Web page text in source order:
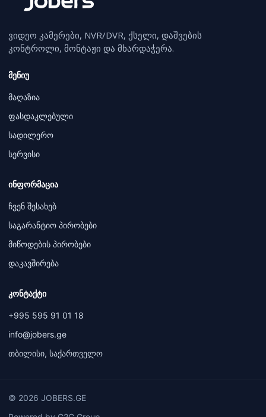
ვიდეო კამერები, NVR/DVR, ქსელი, დაშვების
კონტროლი, მონტაჟი და მხარდაჭერა.
მენიუ
მაღაზია
ფასდაკლებული
სადილერო
სერვისი
ინფორმაცია
ჩვენ შესახებ
საგარანტიო პირობები
მიწოდების პირობები
დაკავშირება
კონტაქტი
+995 595 91 01 18
info@jobers.ge
თბილისი, საქართველო
© 2026 JOBERS.GE